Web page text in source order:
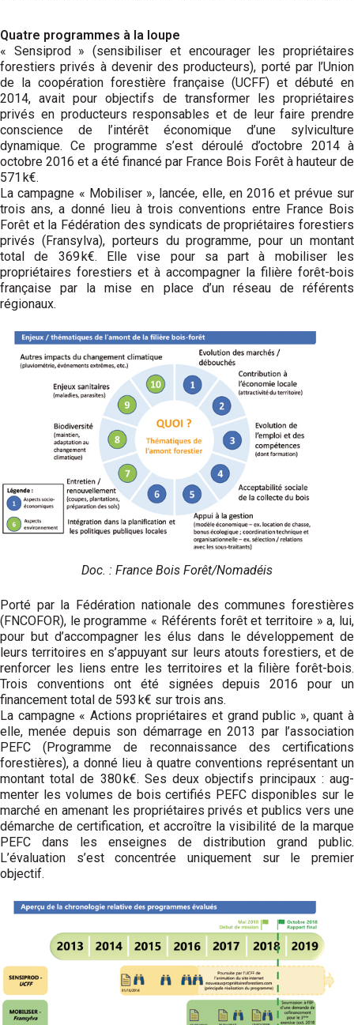
Quatre programmes à la loupe
« Sensiprod » (sensibiliser et encourager les propriétaires
forestiers privés à devenir des producteurs), porté par l’Union
de la coopération forestière française (UCFF) et débuté en
2014, avait pour objectifs de transformer les propriétaires
privés en producteurs responsables et de leur faire prendre
conscience de l’intérêt économique d’une sylviculture
dynamique. Ce programme s’est déroulé d’octobre 2014 à
octobre 2016 et a été financé par France Bois Forêt à hauteur de
571 k€.
La campagne « Mobiliser », lancée, elle, en 2016 et prévue sur
trois ans, a donné lieu à trois conventions entre France Bois
Forêt et la Fédération des syndicats de propriétaires forestiers
privés (Fransylva), porteurs du programme, pour un montant
total de 369 k€. Elle vise pour sa part à mobiliser les
propriétaires forestiers et à accompagner la filière forêt-bois
fran­çaise par la mise en place d’un réseau de référents
régionaux.
Doc. : France Bois Forêt/Nomadéis
Porté par la Fédération nationale des communes forestières
(FNCOFOR), le programme « Référents forêt et territoire » a, lui,
pour but d’accompagner les élus dans le développement de
leurs territoires en s’appuyant sur leurs atouts forestiers, et de
renforcer les liens entre les territoires et la filière forêt-bois.
Trois conventions ont été signées depuis 2016 pour un
financement total de 593 k€ sur trois ans.
La campagne « Actions propriétaires et grand public », quant à
elle, menée depuis son démarrage en 2013 par l’association
PEFC (Programme de reconnaissance des certifications
forestières), a donné lieu à quatre conventions représen­tant un
montant total de 380 k€. Ses deux objectifs principaux : aug­
menter les volumes de bois certifiés PEFC disponibles sur le
marché en amenant les propriétaires privés et publics vers une
démarche de certification, et accroître la visibilité de la marque
PEFC dans les enseignes de distribution grand public.
L’évaluation s’est concentrée uniquement sur le premier
objectif.